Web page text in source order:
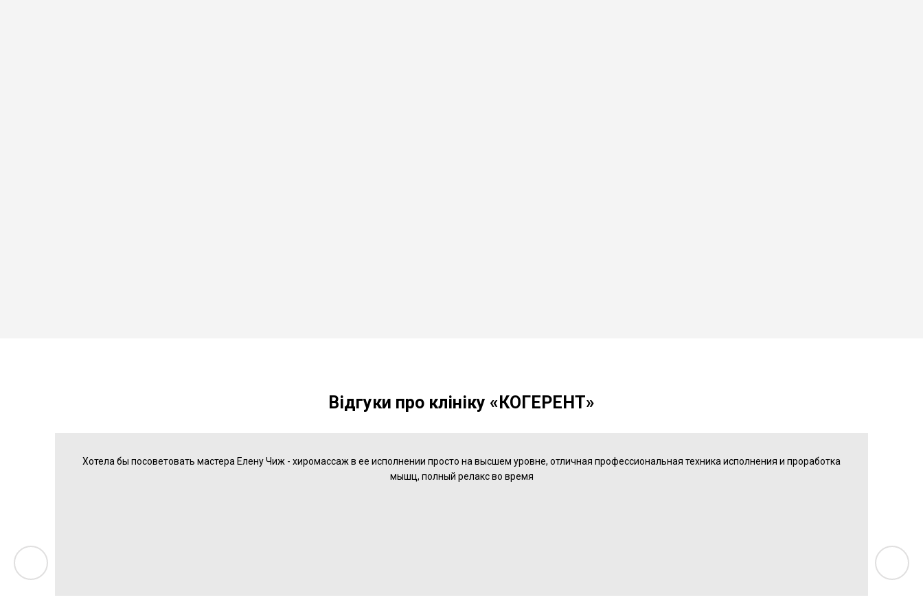
Відгуки про клініку «КОГЕРЕНТ»
Хотела бы посоветовать мастера Елену Чиж - хиромассаж в ее исполнении просто на высшем уровне, отличная профессиональная техника исполнения и проработка
мышц, полный релакс во время